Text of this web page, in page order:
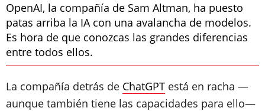
OpenAI, la compañía de Sam Altman, ha puesto
patas arriba la IA con una avalancha de modelos.
Es hora de que conozcas las grandes diferencias
entre todos ellos.
La compañía detrás de ChatGPT está en racha —
aunque también tiene las capacidades para ello—